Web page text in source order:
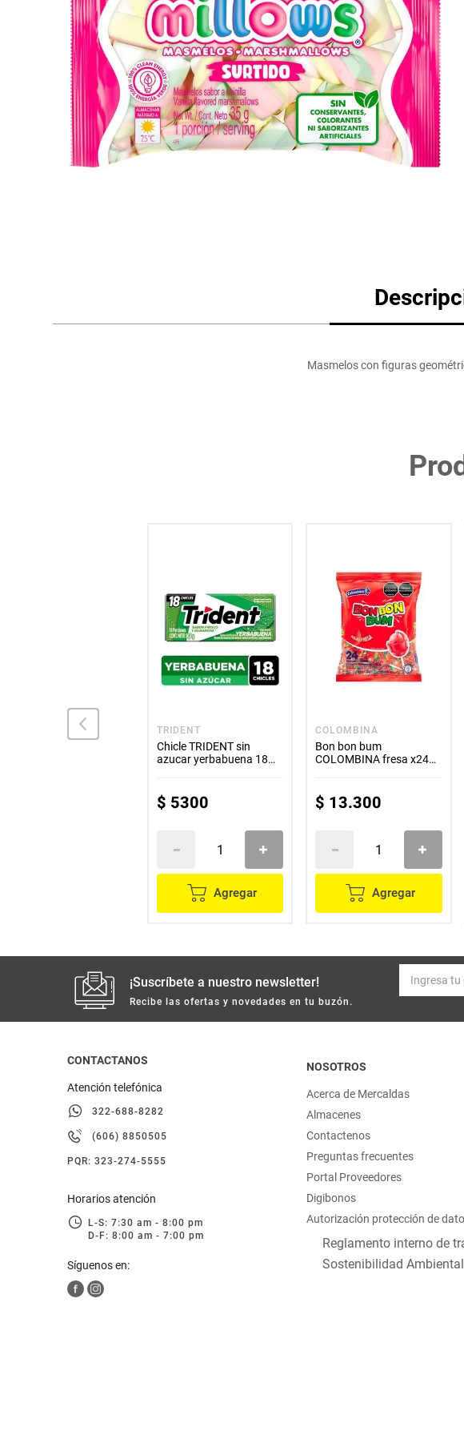
lácteos y refrigerados
vinos y licores
cuidado del bebé
otros
Masmelos con figuras
TRIDENT
Chicle TRIDENT sin
azucar yerbabuena 18
$ 5300
Agregar
COLOMBINA
Bon bon bum
COLOMBINA fresa x24
$ 13.300
Agregar
¡Suscríbete a nuestro newsletter!
Recibe las ofertas y novedades en tu buzón.
CONTACTANOS
Atención telefónica
322-688-8282
(606) 8850505
PQR: 323-274-5555
Horarios atención
L-S: 7:30 am - 8:00 pm
D-F: 8:00 am - 7:00 pm
Síguenos en:
NOSOTROS
Acerca de Mercaldas
Almacenes
Contactenos
Preguntas frecuentes
Portal Proveedores
Digibonos
Autorización protección de
Reglamento interno de
Sostenibilidad Ambiental
Mantequilla